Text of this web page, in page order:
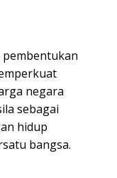
negara
sebagai
hidup
bangsa.